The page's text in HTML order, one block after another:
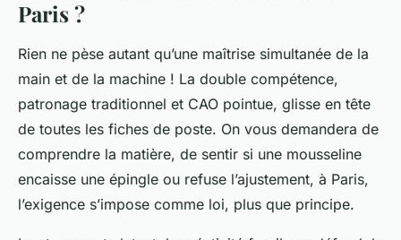
Paris ?
Rien ne pèse autant qu’une maîtrise simultanée de la
main et de la machine ! La double compétence,
patronage traditionnel et CAO pointue, glisse en tête
de toutes les fiches de poste. On vous demandera de
comprendre la matière, de sentir si une mousseline
encaisse une épingle ou refuse l’ajustement, à Paris,
l’exigence s’impose comme loi, plus que principe.